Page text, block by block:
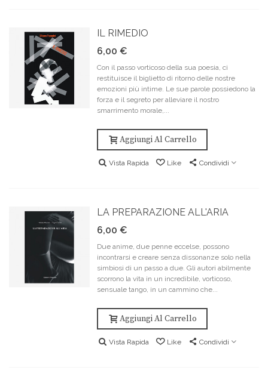
IL RIMEDIO
6,00 €
Con il passo vorticoso della sua poesia, ci
restituisce il biglietto di ritorno delle nostre
emozioni più intime. Le sue parole possiedono la
forza e il segreto per alleviare il nostro
smarrimento morale,...
Aggiungi Al Carrello
Vista Rapida Like Condividi
LA PREPARAZIONE ALL'ARIA
6,00 €
Due anime, due penne eccelse, possono
incontrarsi e creare senza dissonanze solo nella
simbiosi di un passo a due. Gli autori abilmente
scorrono la vita in un incredibile, vorticoso,
sensuale tango, in un cammino che...
Aggiungi Al Carrello
Vista Rapida Like Condividi